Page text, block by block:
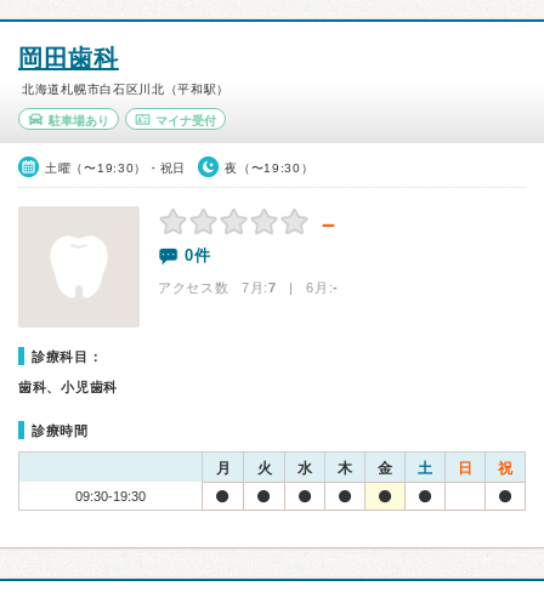
岡田歯科
北海道札幌市白石区川北（平和駅）
駐車場あり マイナ受付
土曜（〜19:30）・祝日 夜（〜19:30）
－
0件
アクセス数 7月:7 | 6月:-
診療科目：
歯科、小児歯科
診療時間
月 火 水 木 金 土 日 祝
09:30-19:30